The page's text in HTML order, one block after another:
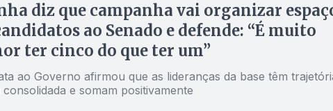
diz que campanha vai organizar
ao Senado e defende: “É muito
ter cinco do que ter um”
ao Governo afirmou que as lideranças da base têm
e somam positivamente